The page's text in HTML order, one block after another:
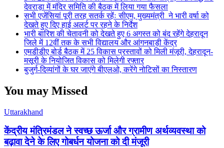
देवराड़ा में मंदिर समिति की बैठक में लिया गया फैसला
सभी एजेंसियां पूरी तरह सतर्क रहेंः सीएम, मुख्यमंत्री ने भारी वर्षा को
देखते हुए दिए हाई अलर्ट पर रहने के निर्देश
भारी बारिश की चेतावनी को देखते हुए 6 अगस्त को बंद रहेंगे देहरादून
जिले में 12वीं तक के सभी विद्यालय और आंगनबाड़ी केंद्र
एमडीडीए बोर्ड बैठक में 25 विकास प्रस्तावों को मिली मंजूरी, देहरादून-
मसूरी के नियोजित विकास को मिलेगी रफ्तार
बुजुर्ग-दिव्यांगों के घर जाएंगे बीएलओ, करेंगे नोटिसों का निस्तारण
You may Missed
Uttarakhand
केंद्रीय मंत्रिमंडल ने स्वच्छ ऊर्जा और ग्रामीण अर्थव्यवस्था को
बढ़ावा देने के लिए गोबर्धन योजना को दी मंजूरी